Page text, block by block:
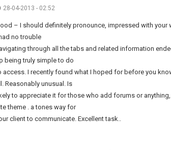
28-04-2013 - 02:52
– I should definitely pronounce, impressed with your
no trouble
through all the tabs and related information
being truly simple to do
access. I recently found what I hoped for before you
Reasonably unusual. Is
to appreciate it for those who add forums or anything,
theme . a tones way for
client to communicate. Excellent task..